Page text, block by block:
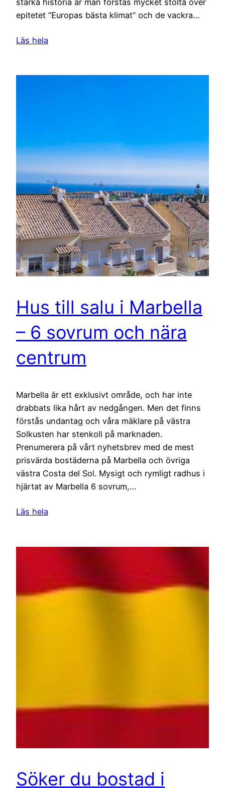
epitetet ”Europas bästa klimat” och de vackra…
Läs hela
Hus till salu i Marbella
– 6 sovrum och nära
centrum
Marbella är ett exklusivt område, och har inte
drabbats lika hårt av nedgången. Men det finns
förstås undantag och våra mäklare på västra
Solkusten har stenkoll på marknaden.
Prenumerera på vårt nyhetsbrev med de mest
prisvärda bostäderna på Marbella och övriga
västra Costa del Sol. Mysigt och rymligt radhus i
hjärtat av Marbella 6 sovrum,…
Läs hela
Söker du bostad i